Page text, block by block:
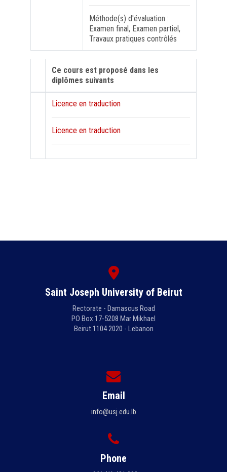
Méthode(s) d'évaluation :
Examen final, Examen partiel,
Travaux pratiques contrôlés
Ce cours est proposé dans les
diplômes suivants
Licence en traduction
Licence en traduction
Saint Joseph University of Beirut
Rectorate - Damascus Road
PO Box 17-5208 Mar Mikhael
Beirut 1104 2020 - Lebanon
Email
info@usj.edu.lb
Phone